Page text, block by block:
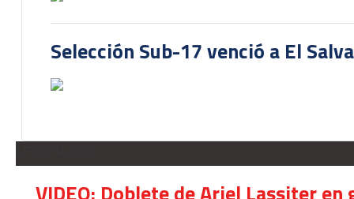
Selección Sub-17 venció a El